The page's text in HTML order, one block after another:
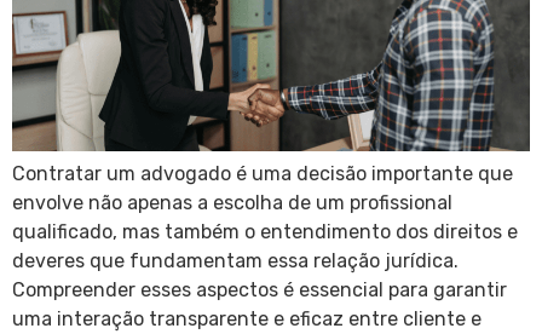
Contratar um advogado é uma decisão importante que
envolve não apenas a escolha de um profissional
qualificado, mas também o entendimento dos direitos e
deveres que fundamentam essa relação jurídica.
Compreender esses aspectos é essencial para garantir
uma interação transparente e eficaz entre cliente e